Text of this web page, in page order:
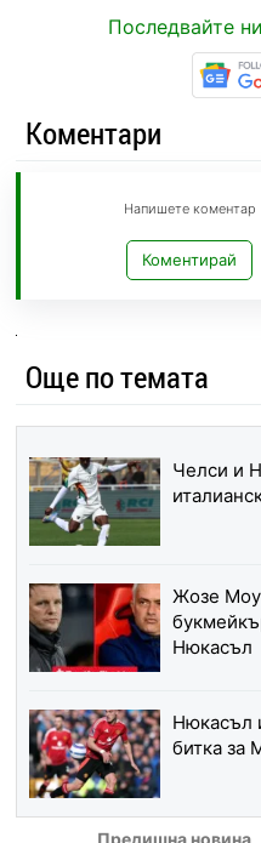
Последвайте
Коментари
Напишете коментар
Коментирай
Още по темата
Челси и
Жозе
Нюкасъл
Нюкасъл
битка за